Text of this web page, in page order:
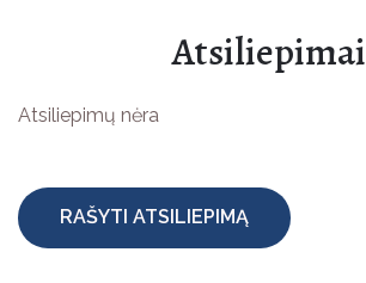
Atsiliepimai
Atsiliepimų nėra
RAŠYTI ATSILIEPIMĄ